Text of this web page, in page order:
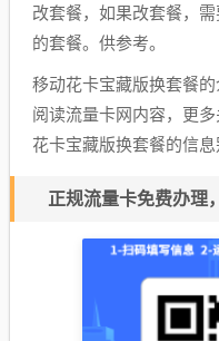
改套餐，如果改套餐，
的套餐。供参考。
移动花卡宝藏版换套餐
阅读流量卡网内容，更
花卡宝藏版换套餐的信
正规流量卡免费办理